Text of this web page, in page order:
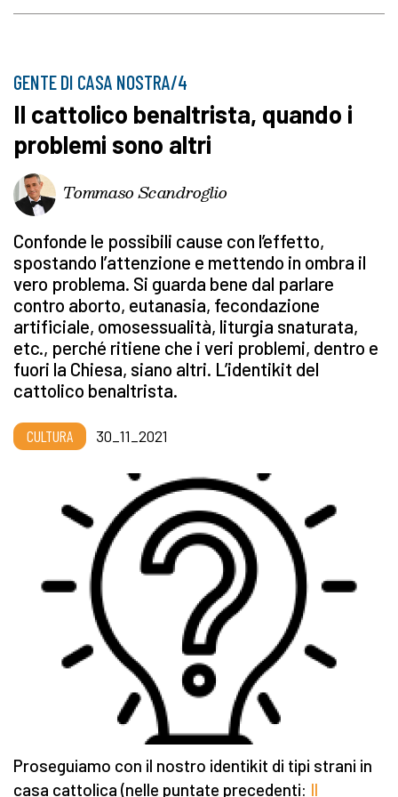
GENTE DI CASA NOSTRA/4
Il cattolico benaltrista, quando i
problemi sono altri
Tommaso Scandroglio
Confonde le possibili cause con l’effetto,
spostando l’attenzione e mettendo in ombra il
vero problema. Si guarda bene dal parlare
contro aborto, eutanasia, fecondazione
artificiale, omosessualità, liturgia snaturata,
etc., perché ritiene che i veri problemi, dentro e
fuori la Chiesa, siano altri. L’identikit del
cattolico benaltrista.
CULTURA 30_11_2021
Proseguiamo con il nostro identikit di tipi strani in
casa cattolica (nelle puntate precedenti: Il